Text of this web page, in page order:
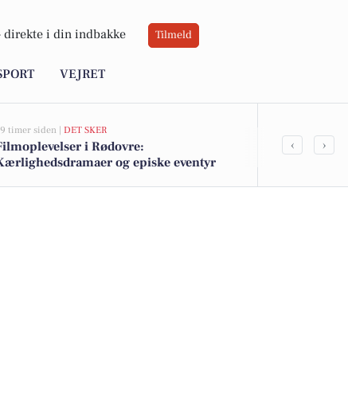
direkte i din indbakke Tilmeld
VEJRET
timer siden | DET SKER
i Rødovre:
og episke eventyr
Sol, varme
‹ ›
i gymnasiet (Upper Secondary)